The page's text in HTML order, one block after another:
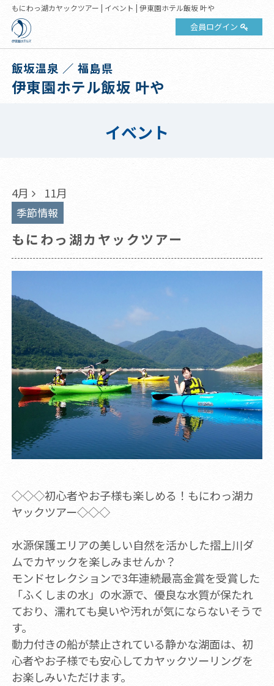
もにわっ湖カヤックツアー | イベント | 伊東園ホテル飯坂 叶や
会員ログイン
飯坂温泉 ／ 福島県
伊東園ホテル飯坂 叶や
イベント
4月 11月
季節情報
もにわっ湖カヤックツアー
◇◇◇初心者やお子様も楽しめる！もにわっ湖カ
ヤックツアー◇◇◇
水源保護エリアの美しい自然を活かした摺上川ダ
ムでカヤックを楽しみませんか？
モンドセレクションで3年連続最高金賞を受賞した
「ふくしまの水」の水源で、優良な水質が保たれ
ており、濡れても臭いや汚れが気にならないそうで
す。
動力付きの船が禁止されている静かな湖面は、初
心者やお子様でも安心してカヤックツーリングを
お楽しみいただけます。